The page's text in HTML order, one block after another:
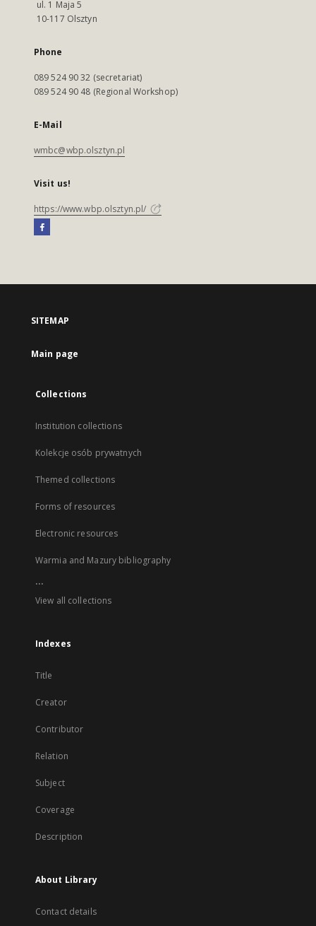
ul. 1 Maja 5
10-117 Olsztyn
Phone
089 524 90 32 (secretariat)
089 524 90 48 (Regional Workshop)
E-Mail
wmbc@wbp.olsztyn.pl
Visit us!
https://www.wbp.olsztyn.pl/
SITEMAP
Main page
Collections
Institution collections
Kolekcje osób prywatnych
Themed collections
Forms of resources
Electronic resources
Warmia and Mazury bibliography
...
View all collections
Indexes
Title
Creator
Contributor
Relation
Subject
Coverage
Description
About Library
Contact details